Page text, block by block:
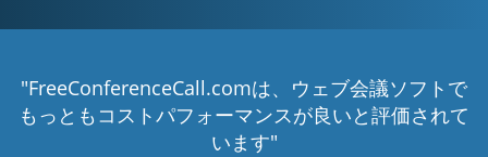
"FreeConferenceCall.comは、ウェブ会議ソフトで
もっともコストパフォーマンスが良いと評価されて
います"